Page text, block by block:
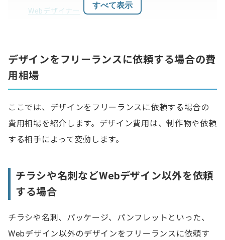
Webデザイナー
イラストレーター
1. デザインの方向性を決めデザイン案を作成してお
く
フリーランスデザイナーに業務を依頼する際の手順
すべて表示
デザインをフリーランスに依頼する場合の費
用相場
ここでは、デザインをフリーランスに依頼する場合の
費用相場を紹介します。デザイン費用は、制作物や依頼
する相手によって変動します。
チラシや名刺などWebデザイン以外を依頼
する場合
チラシや名刺、パッケージ、パンフレットといった、
Webデザイン以外のデザインをフリーランスに依頼す